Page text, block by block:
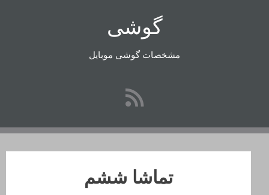
گوشی
مشخصات گوشی موبایل
تماشا ششم